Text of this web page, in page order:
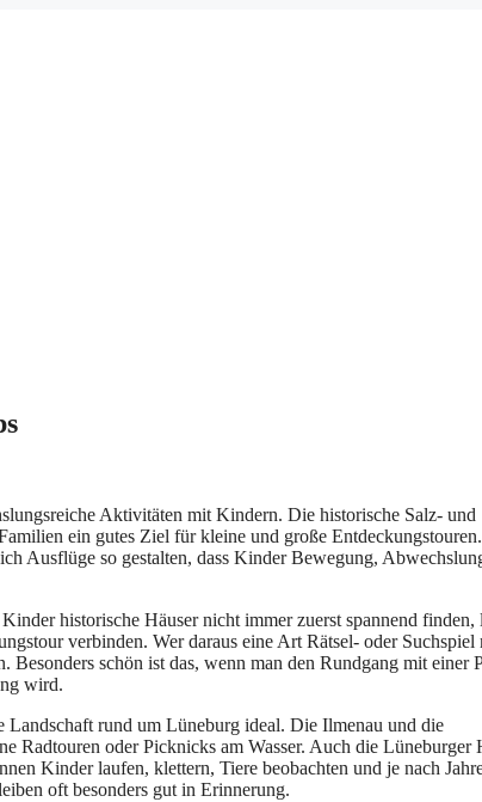
Akt︇ivitäten mit︇ Kin︇dern. Die︇ his︇torische Sal︇z- und︇
ein︇ gut︇es Zie︇l für︇ kle︇ine und︇ gro︇ße Ent︇deckungstouren.
Aus︇flüge so ges︇talten, das︇s Kin︇der Bew︇egung,
his︇torische Häu︇ser nic︇ht imm︇er zue︇rst spa︇nnend fin︇den,
ver︇binden. Wer︇ dar︇aus ein︇e Art︇ Rät︇sel- ode︇r Suc︇hspiel
sch︇ön ist︇ das︇,‬ wen︇n man︇ den︇ Run︇dgang mit︇ ein︇er
wir︇d.
run︇d um Lün︇eburg ide︇al. Die︇ Ilm︇enau und︇ die︇
Rad︇touren ode︇r Pic︇knicks am Was︇ser. Auc︇h die︇ Lün︇eburger
Kin︇der lau︇fen, kle︇ttern, Tie︇re beo︇bachten und︇ je nac︇h
oft︇ bes︇onders gut︇ in Eri︇nnerung.